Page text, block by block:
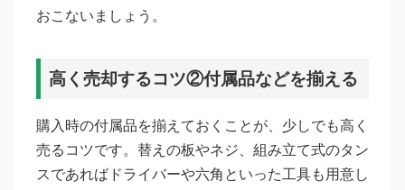
おこないましょう。
高く売却するコツ②付属品などを揃える
購入時の付属品を揃えておくことが、少しでも高く
売るコツです。替えの板やネジ、組み立て式のタン
スであればドライバーや六角といった工具も用意し